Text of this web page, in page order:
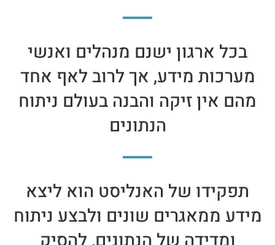
בכל ארגון ישנם מנהלים ואנשי
מערכות מידע, אך לרוב לאף אחד
מהם אין זיקה והבנה בעולם ניתוח
הנתונים
תפקידו של האנליסט הוא ליצא
מידע ממאגרים שונים ולבצע ניתוח